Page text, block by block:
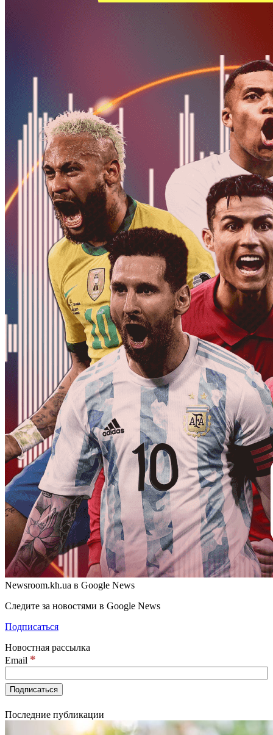
Newsroom.kh.ua в Google News
Следите за новостями в Google News
Подписаться
Новостная рассылка
Email *
Последние публикации